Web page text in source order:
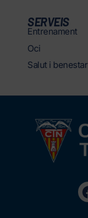
SERVEIS
Entrenament
Oci
Salut i benestar